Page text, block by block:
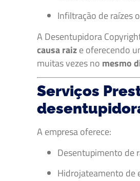
Infiltração de raízes
A Desentupidora
causa raize oferecendo
muitas vezes no mesmo
Serviços
A empresa oferece:
Desentupimento de
Hidrojateamento de